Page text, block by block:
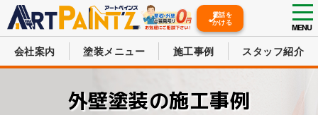
MENU
電話を
かける
会社案内 塗装メニュー 施工事例 スタッフ紹介
外壁塗装の施工事例